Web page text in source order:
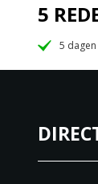
5
5